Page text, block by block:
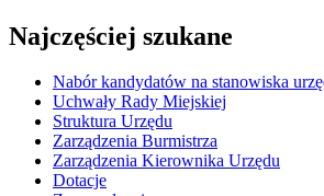
Najczęściej szukane
Nabór kandydatów na stanowiska
Uchwały Rady Miejskiej
Struktura Urzędu
Zarządzenia Burmistrza
Zarządzenia Kierownika Urzędu
Dotacje